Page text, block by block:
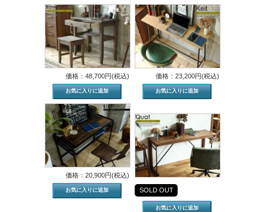
価格：48,700円(税込) 価格：23,200円(税込)
価格：20,900円(税込)
SOLD OUT